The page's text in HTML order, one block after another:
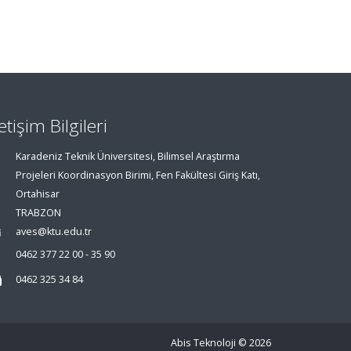
Bilgileri
Karadeniz Teknik Üniversitesi, Bilimsel Araştırma
Projeleri Koordinasyon Birimi, Fen Fakültesi Giriş Katı,
Ortahisar
TRABZON
aves@ktu.edu.tr
0462 377 22 00 - 35 90
0462 325 34 84
Abis Teknoloji © 2026